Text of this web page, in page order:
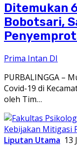
Ditemukan
Bobotsari,
Prima Intan DI
PURBALINGGA –
Covid-19 di
oleh Tim…
Liputan Utama 13